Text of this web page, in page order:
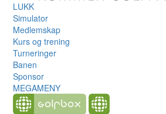
LUKK
Simulator
Medlemskap
Kurs og trening
Turneringer
Banen
Sponsor
MEGAMENY